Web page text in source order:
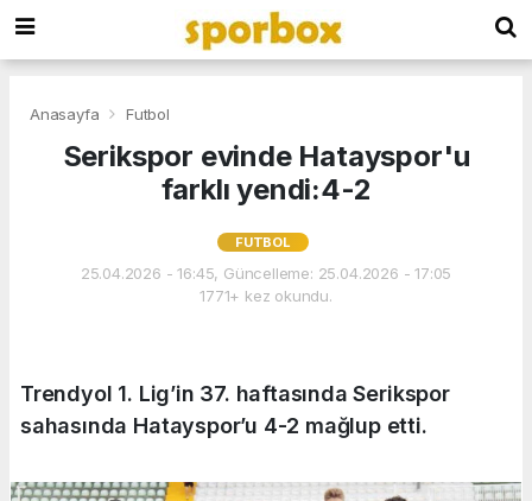
Anasayfa Futbol
Serikspor evinde Hatayspor'u
farklı yendi:4-2
FUTBOL
25.04.2026 - 16:45, Güncelleme: 25.04.2026 - 17:05
1771+ kez okundu.
Trendyol 1. Lig’in 37. haftasında Serikspor
sahasında Hatayspor’u 4-2 mağlup etti.